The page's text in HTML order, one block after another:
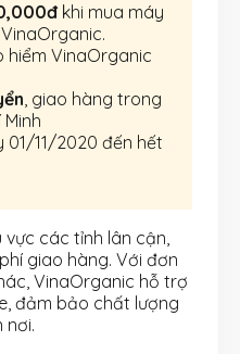
khi mua máy
hiểm VinaOrganic
, giao hàng trong
Minh
01/11/2020 đến hết
các tỉnh lân cận,
giao hàng. Với đơn
VinaOrganic hỗ trợ
đảm bảo chất lượng
nơi.